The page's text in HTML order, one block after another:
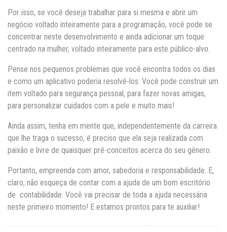
Por isso, se você deseja trabalhar para si mesma e abrir um
negócio voltado inteiramente para a programação, você pode se
concentrar neste desenvolvimento e ainda adicionar um toque
centrado na mulher, voltado inteiramente para este público-alvo.
Pense nos pequenos problemas que você encontra todos os dias
e como um aplicativo poderia resolvê-los. Você pode construir um
item voltado para segurança pessoal, para fazer novas amigas,
para personalizar cuidados com a pele e muito mais!
Ainda assim, tenha em mente que, independentemente da carreira
que lhe traga o sucesso, é preciso que ela seja realizada com
paixão e livre de quaisquer pré-conceitos acerca do seu gênero.
Portanto, empreenda com amor, sabedoria e responsabilidade. E,
claro, não esqueça de contar com a ajuda de um bom escritório
de contabilidade. Você vai precisar de toda a ajuda necessária
neste primeiro momento! E estamos prontos para te auxiliar!